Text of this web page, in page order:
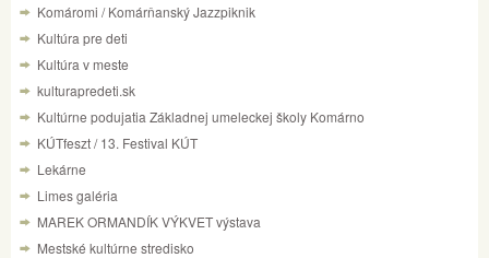
Komáromi / Komárňanský Jazzpiknik
Kultúra pre deti
Kultúra v meste
kulturapredeti.sk
Kultúrne podujatia Základnej umeleckej školy Komárno
KÚTfeszt / 13. Festival KÚT
Lekárne
Limes galéria
MAREK ORMANDÍK VÝKVET výstava
Mestské kultúrne stredisko